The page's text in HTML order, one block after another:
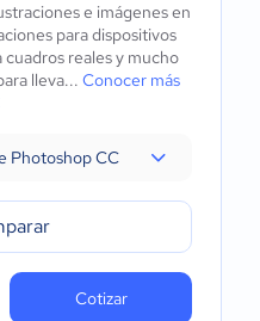
e imágenes en
para dispositivos
reales y mucho
lleva... Conocer más
Photoshop CC
Cotizar